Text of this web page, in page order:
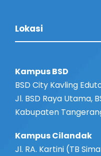
Lokasi
Kampus BSD
BSD City Kavling
Jl. BSD Raya Utama,
Kabupaten
Kampus Cilandak
Jl. RA. Kartini (TB